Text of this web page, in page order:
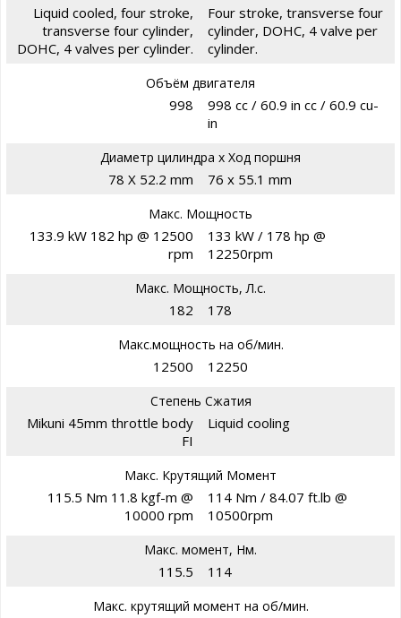
Liquid cooled, four stroke,
transverse four cylinder,
DOHC, 4 valves per cylinder.
Four stroke, transverse four
cylinder, DOHC, 4 valve per
cylinder.
Объём двигателя
998
998 cc / 60.9 in cc / 60.9 cu-
in
Диаметр цилиндра х Ход поршня
78 X 52.2 mm 76 x 55.1 mm
Макс. Мощность
133.9 kW 182 hp @ 12500
rpm
133 kW / 178 hp @
12250rpm
Макс. Мощность, Л.с.
182 178
Макс.мощность на об/мин.
12500 12250
Степень Сжатия
Mikuni 45mm throttle body
FI
Liquid cooling
Макс. Крутящий Момент
115.5 Nm 11.8 kgf-m @
10000 rpm
114 Nm / 84.07 ft.lb @
10500rpm
Макс. момент, Нм.
115.5 114
Макс. крутящий момент на об/мин.